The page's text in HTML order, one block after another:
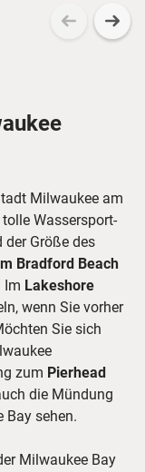
Milwaukee am
Wassersport-
Größe des
Bradford Beach
Im Lakeshore
wenn Sie vorher
Sie sich
zum Pierhead
die Mündung
Bay sehen.
Milwaukee Bay